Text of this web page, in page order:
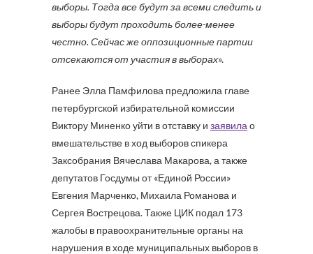
выборы. Тогда все будут за всеми следить и
выборы будут проходить более-менее
честно. Сейчас же оппозиционные партии
отсекаются от участия в выборах».
Ранее Элла Памфилова предложила главе
петербургской избирательной комиссии
Виктору Миненко уйти в отставку и заявила о
вмешательстве в ход выборов спикера
Заксобрания Вячеслава Макарова, а также
депутатов Госдумы от «Единой России»
Евгения Марченко, Михаила Романова и
Сергея Вострецова. Также ЦИК подал 173
жалобы в правоохранительные органы на
нарушения в ходе муниципальных выборов в